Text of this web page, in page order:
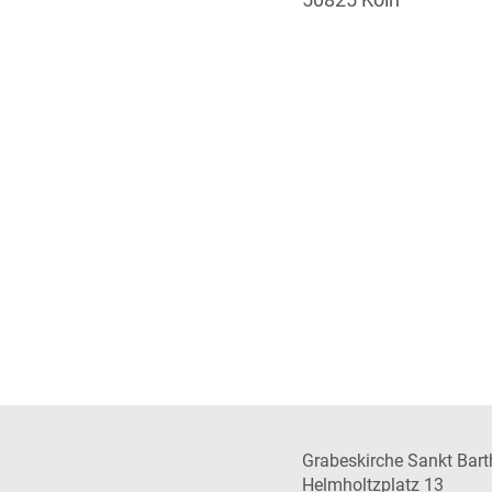
Grabeskirche Sankt
Helmholtzplatz 13